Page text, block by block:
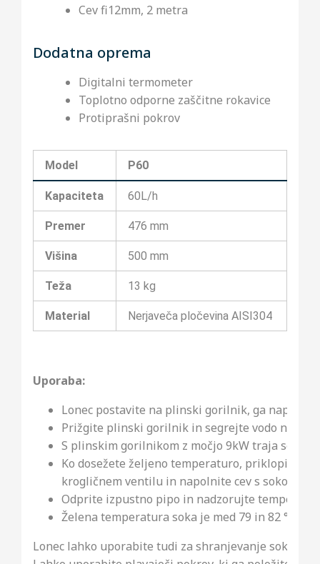
Cev fi12mm, 2 metra
Dodatna oprema
Digitalni termometer
Toplotno odporne zaščitne rokavice
Protiprašni pokrov
Model P60
Kapaciteta 60L/h
Premer 476 mm
Višina 500 mm
Teža 13 kg
Material Nerjaveča pločevina AISI304
Uporaba:
Lonec postavite na plinski gorilnik, ga
Prižgite plinski gorilnik in segrejte vodo na 82
S plinskim gorilnikom z močjo 9kW traja
Ko dosežete željeno temperaturo, priklopite
krogličnem ventilu in napolnite cev s sokom.
Odprite izpustno pipo in nadzorujte
Želena temperatura soka je med 79 in 82 °C.
Lonec lahko uporabite tudi za shranjevanje soka.